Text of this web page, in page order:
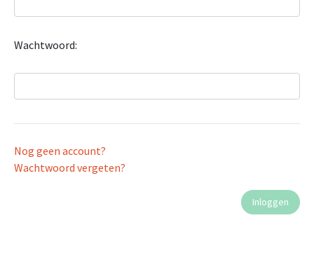
Wachtwoord:
Nog geen account?
Wachtwoord vergeten?